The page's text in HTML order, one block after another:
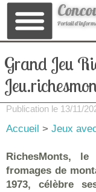
Portail
Grand Jeu
Publication le 13/11/
Accueil > Jeux
RichesMonts,
fromages de
1973, célèbre